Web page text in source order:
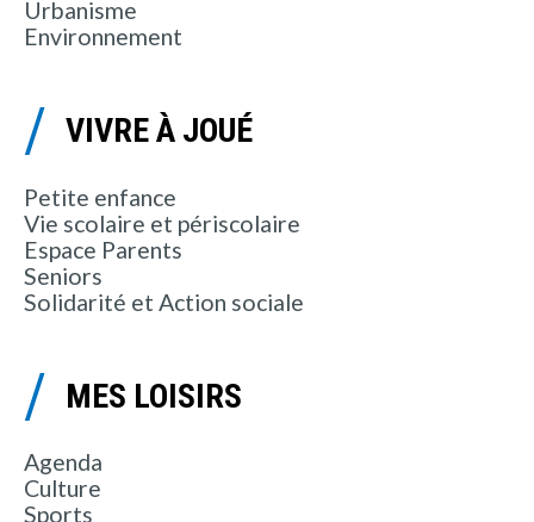
Urbanisme
Environnement
VIVRE À JOUÉ
Petite enfance
Vie scolaire et périscolaire
Espace Parents
Seniors
Solidarité et Action sociale
MES LOISIRS
Agenda
Culture
Sports